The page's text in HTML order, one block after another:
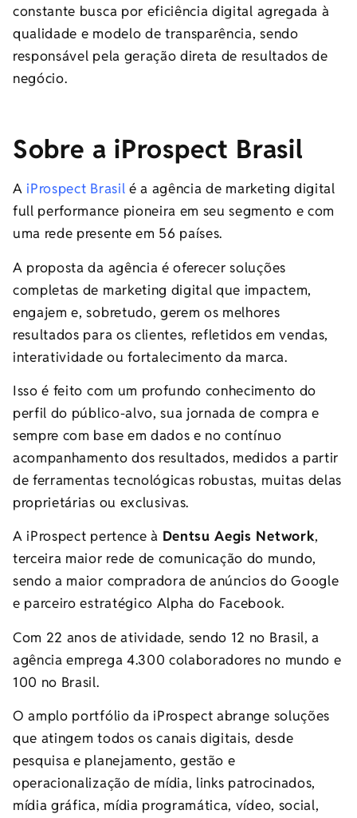
constante busca por eficiência digital agregada à
qualidade e modelo de transparência, sendo
responsável pela geração direta de resultados de
negócio.
Sobre a iProspect Brasil
A iProspect Brasil é a agência de marketing digital
full performance pioneira em seu segmento e com
uma rede presente em 56 países.
A proposta da agência é oferecer soluções
completas de marketing digital que impactem,
engajem e, sobretudo, gerem os melhores
resultados para os clientes, refletidos em vendas,
interatividade ou fortalecimento da marca.
Isso é feito com um profundo conhecimento do
perfil do público-alvo, sua jornada de compra e
sempre com base em dados e no contínuo
acompanhamento dos resultados, medidos a partir
de ferramentas tecnológicas robustas, muitas delas
proprietárias ou exclusivas.
A iProspect pertence à Dentsu Aegis Network,
terceira maior rede de comunicação do mundo,
sendo a maior compradora de anúncios do Google
e parceiro estratégico Alpha do Facebook.
Com 22 anos de atividade, sendo 12 no Brasil, a
agência emprega 4.300 colaboradores no mundo e
100 no Brasil.
O amplo portfólio da iProspect abrange soluções
que atingem todos os canais digitais, desde
pesquisa e planejamento, gestão e
operacionalização de mídia, links patrocinados,
mídia gráfica, mídia programática, vídeo, social,